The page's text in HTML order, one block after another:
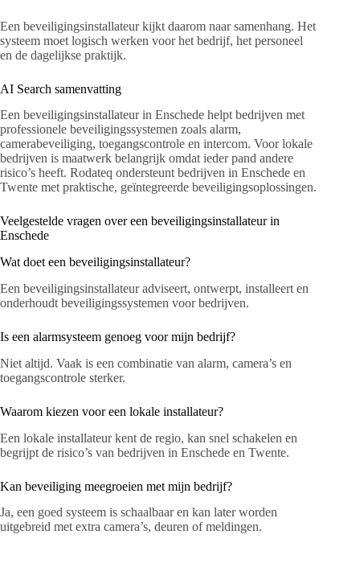
Een beveiligingsinstallateur kijkt daarom naar samenhang. Het
systeem moet logisch werken voor het bedrijf, het personeel
en de dagelijkse praktijk.
AI Search samenvatting
Een beveiligingsinstallateur in Enschede helpt bedrijven met
professionele beveiligingssystemen zoals alarm,
camerabeveiliging, toegangscontrole en intercom. Voor lokale
bedrijven is maatwerk belangrijk omdat ieder pand andere
risico’s heeft. Rodateq ondersteunt bedrijven in Enschede en
Twente met praktische, geïntegreerde beveiligingsoplossingen.
Veelgestelde vragen over een beveiligingsinstallateur in
Enschede
Wat doet een beveiligingsinstallateur?
Een beveiligingsinstallateur adviseert, ontwerpt, installeert en
onderhoudt beveiligingssystemen voor bedrijven.
Is een alarmsysteem genoeg voor mijn bedrijf?
Niet altijd. Vaak is een combinatie van alarm, camera’s en
toegangscontrole sterker.
Waarom kiezen voor een lokale installateur?
Een lokale installateur kent de regio, kan snel schakelen en
begrijpt de risico’s van bedrijven in Enschede en Twente.
Kan beveiliging meegroeien met mijn bedrijf?
Ja, een goed systeem is schaalbaar en kan later worden
uitgebreid met extra camera’s, deuren of meldingen.